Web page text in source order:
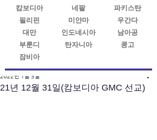
21년 12월 31일(캄보디아 GMC 선교)
2022년 1월 3일
캄보디아
네팔
파키스탄
필리핀
미얀마
우간다
대만
인도네시아
남아공
부룬디
탄자니아
콩고
잠비아